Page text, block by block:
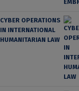
CYBER OPERATIONS
IN INTERNATIONAL
HUMANITARIAN LAW